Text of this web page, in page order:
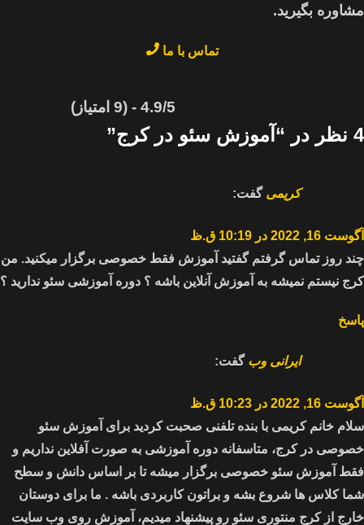
مشاوره بگیرید.
تماس با ما
4.9/5 - (9 امتیاز)
4 نظر در “ آموزش سئو در کرج”
کریمی گفت:
آگوست 16, 2022 در 10:19 ق.ظ
چند روز تماس گرفتم گفتید آموزش فقط خصوصی برگزار میکنید. من
کرج نیستم نمیشه به آموزش آنلاین باشه ؟ دوره آموزشی سئو ندارید ؟
پاسخ
ایرانی وب گفت:
آگوست 16, 2022 در 10:23 ق.ظ
سلام خانم کریمی با بنده تلفنی صحبت کردید برای آموزش سئو
خصوصی در کرج، متاسفانه دوره آموزشی به صورت آفلاین نداریم و
فقط آموزش سئو خصوصی برگزار میشه تا بر اساس دانش و سطح
شما کلاس ها شروع بشه و براتون کاربردی باشه . ما برای دوستان
خارج از کرج منتوری سئو رو پیشنهاد میدیم، آموزش روی وب سایت